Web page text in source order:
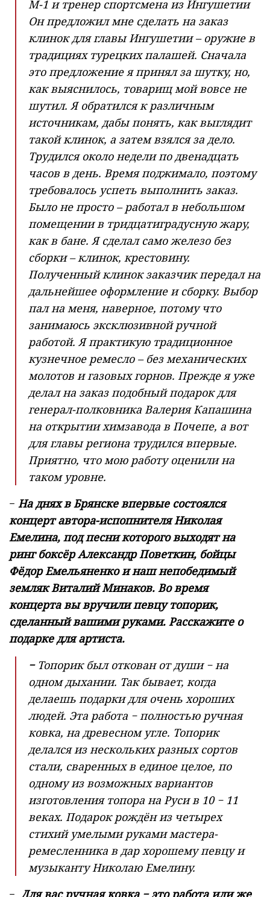
М-1 и тренер спортсмена из Ингушетии
Он предложил мне сделать на заказ
клинок для главы Ингушетии – оружие в
традициях турецких палашей. Сначала
это предложение я принял за шутку, но,
как выяснилось, товарищ мой вовсе не
шутил. Я обратился к различным
источникам, дабы понять, как выглядит
такой клинок, а затем взялся за дело.
Трудился около недели по двенадцать
часов в день. Время поджимало, поэтому
требовалось успеть выполнить заказ.
Было не просто – работал в небольшом
помещении в тридцатиградусную жару,
как в бане. Я сделал само железо без
сборки – клинок, крестовину.
Полученный клинок заказчик передал на
дальнейшее оформление и сборку. Выбор
пал на меня, наверное, потому что
занимаюсь эксклюзивной ручной
работой. Я практикую традиционное
кузнечное ремесло – без механических
молотов и газовых горнов. Прежде я уже
делал на заказ подобный подарок для
генерал-полковника Валерия Капашина
на открытии химзавода в Почепе, а вот
для главы региона трудился впервые.
Приятно, что мою работу оценили на
таком уровне.
− На днях в Брянске впервые состоялся
концерт автора-испопнителя Николая
Емелина, под песни которого выходят на
ринг боксёр Александр Поветкин, бойцы
Фёдор Емельяненко и наш непобедимый
земляк Виталий Минаков. Во время
концерта вы вручили певцу топорик,
сделанный вашими руками. Расскажите о
подарке для артиста.
− Топорик был откован от души − на
одном дыхании. Так бывает, когда
делаешь подарки для очень хороших
людей. Эта работа − полностью ручная
ковка, на древесном угле. Топорик
делался из нескольких разных сортов
стали, сваренных в единое целое, по
одному из возможных вариантов
изготовления топора на Руси в 10 − 11
веках. Подарок рождён из четырех
стихий умелыми руками мастера-
ремесленника в дар хорошему певцу и
музыканту Николаю Емелину.
− Для вас ручная ковка − это работа или же